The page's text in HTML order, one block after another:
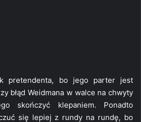
pretendenta, bo jego parter jest
błąd Weidmana w walce na chwyty
skończyć klepaniem. Ponadto
się lepiej z rundy na rundę, bo